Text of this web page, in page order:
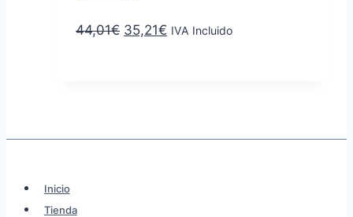
44,01€ El
35,21€ El
IVA Incluido
Inicio
Tienda